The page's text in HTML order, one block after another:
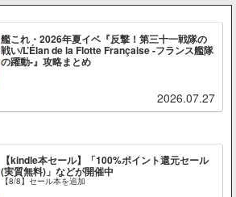
艦これ・2026年夏イベ『反撃！第三十一戦隊の
戦い/L’Élan de la Flotte Française -フランス艦隊
の躍動-』攻略まとめ
2026.07.27
【kindle本セール】「100%ポイント還元セール
(実質無料)」などが開催中
【8/8】セール本を追加